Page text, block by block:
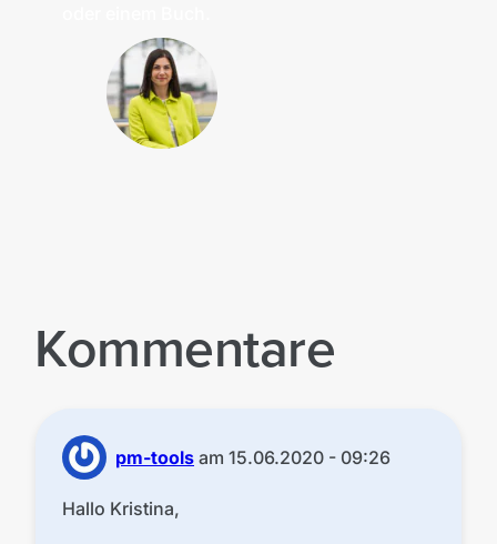
Kommentare
pm-tools am 15.06.2020 - 09:26
Hallo Kristina,